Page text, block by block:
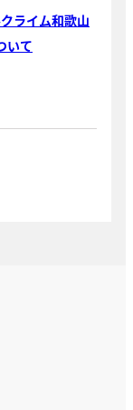
ライム和歌山
いて